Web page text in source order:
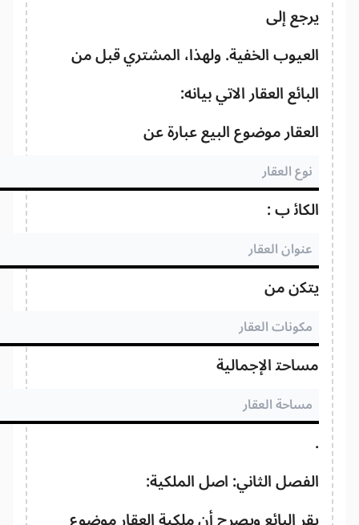
إلى
الخفية. ولهذا، المشتري قبل من
العقار الاتي بيانه:
موضوع البيع عبارة عن
ب :
من
الإجمالية
الثاني: اصل الملكية: